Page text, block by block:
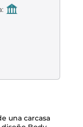
una carcasa